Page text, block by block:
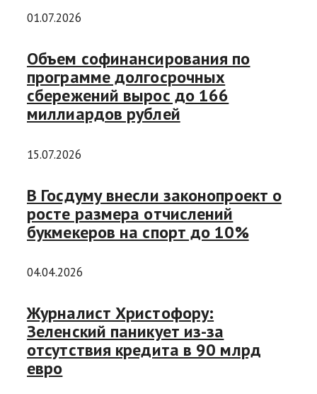
01.07.2026
Объем софинансирования по
программе долгосрочных
сбережений вырос до 166
миллиардов рублей
15.07.2026
В Госдуму внесли законопроект о
росте размера отчислений
букмекеров на спорт до 10%
04.04.2026
Журналист Христофору:
Зеленский паникует из-за
отсутствия кредита в 90 млрд
евро